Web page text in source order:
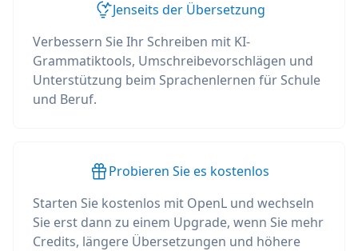
Jenseits der Übersetzung
Verbessern Sie Ihr Schreiben mit KI-
Grammatiktools, Umschreibevorschlägen und
Unterstützung beim Sprachenlernen für Schule
und Beruf.
Probieren Sie es kostenlos
Starten Sie kostenlos mit OpenL und wechseln
Sie erst dann zu einem Upgrade, wenn Sie mehr
Credits, längere Übersetzungen und höhere